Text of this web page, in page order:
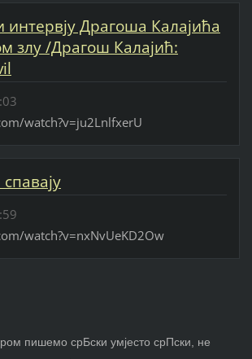
интервју Драгоша Калајића
злу /Драгош Калајић:
watch?v=ju2LnlfxerU
watch?v=nxNvUeKD2Ow
пишемо срБски умјесто срПски, не